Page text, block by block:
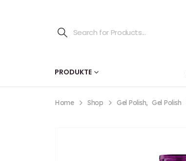
PRODUKTE
Home Shop Gel Polish, Gel Polish